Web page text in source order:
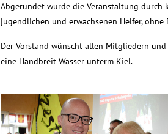
Abgerundet wurde die Veranstaltung durch
jugendlichen und erwachsenen Helfer,
Der Vorstand wünscht allen Mitgliedern
eine Handbreit Wasser unterm Kiel.